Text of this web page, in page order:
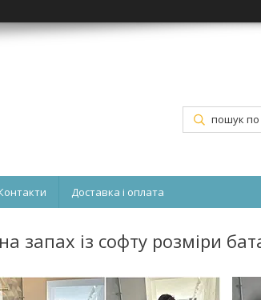
Доставка і оплата
запах із софту розміри